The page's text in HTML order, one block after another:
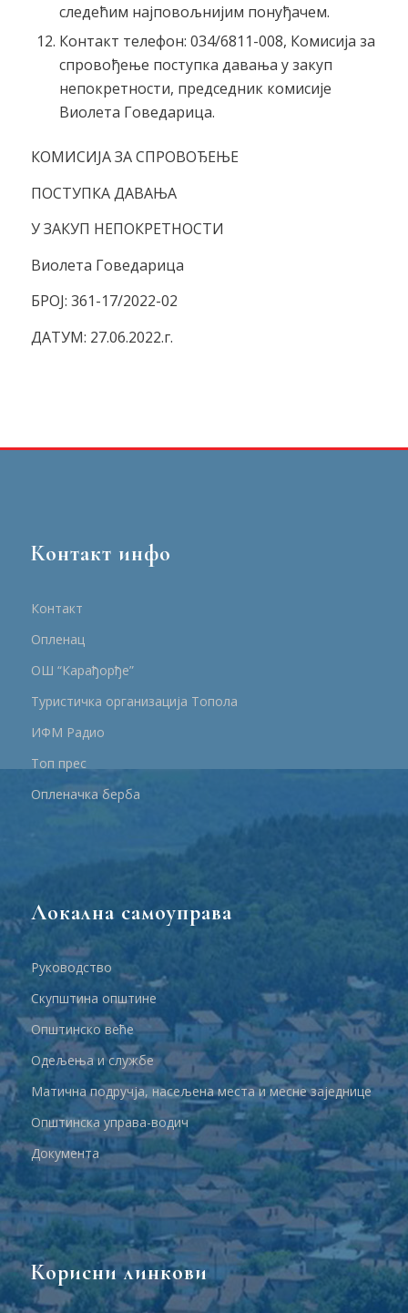
следећим најповољнијим понуђачем.
Контакт телефон: 034/6811-008, Комисија за
спровођење поступка давања у закуп
непокретности, председник комисије
Виолета Говедарица.
КОМИСИЈА ЗА СПРОВОЂЕЊЕ
ПОСТУПКА ДАВАЊА
У ЗАКУП НЕПОКРЕТНОСТИ
Виолета Говедарица
БРОЈ: 361-17/2022-02
ДАТУМ: 27.06.2022.г.
Контакт инфо
Контакт
Опленац
ОШ “Карађорђе”
Туристичка организација Топола
ИФМ Радио
Топ прес
Опленачка берба
Локална самоуправа
Руководство
Скупштина општине
Општинско веће
Одељења и службе
Матична подручја, насељена места и месне заједнице
Општинска управа-водич
Документа
Корисни линкови